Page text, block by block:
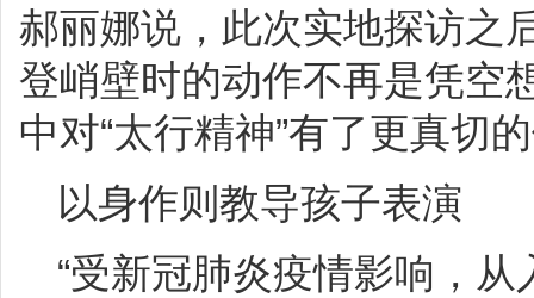
郝丽娜说，此次实地探访之
登峭壁时的动作不再是凭空
中对“太行精神”有了更真切
以身作则教导孩子表演
“受新冠肺炎疫情影响，